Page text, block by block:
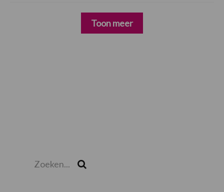
Toon meer